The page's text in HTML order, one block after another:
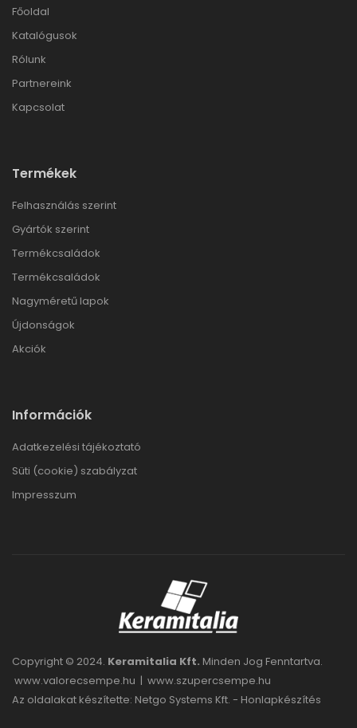
Főoldal
Katalógusok
Rólunk
Partnereink
Kapcsolat
Termékek
Felhasználás szerint
Gyártók szerint
Termékcsaládok
Termékcsaládok
Nagyméretű lapok
Újdonságok
Akciók
Információk
Adatkezelési tájékoztató
Süti (cookie) szabályzat
Impresszum
Copyright © 2024. Keramitalia Kft. Minden Jog Fenntartva.
www.valorecsempe.hu | www.szupercsempe.hu
Az oldalakat készítette: Netgo Systems Kft. - Honlapkészítés